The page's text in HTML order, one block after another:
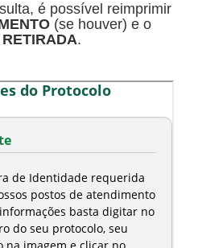
é possível reimprimir
(se houver) e o
.